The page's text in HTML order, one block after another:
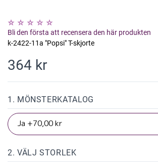
Bli den första att recensera den här produkten
k-2422-11a "Popsi" T-skjorte
364 kr
1. MÖNSTERKATALOG
2. VÄLJ STORLEK